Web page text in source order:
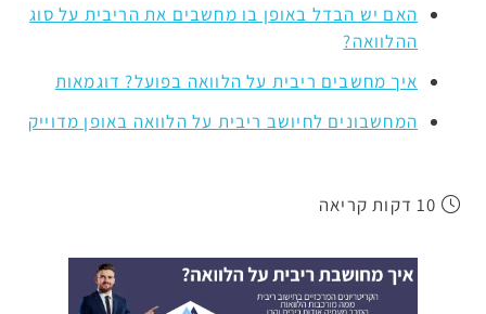
האם יש הבדל באופן בו מחשבים את הריבית על סוג
ההלוואה?
איך מחשבים ריבית על הלוואה בפועל? דוגמאות
המחשבונים לחיושב ריבית על הלוואה באופן מדוייק